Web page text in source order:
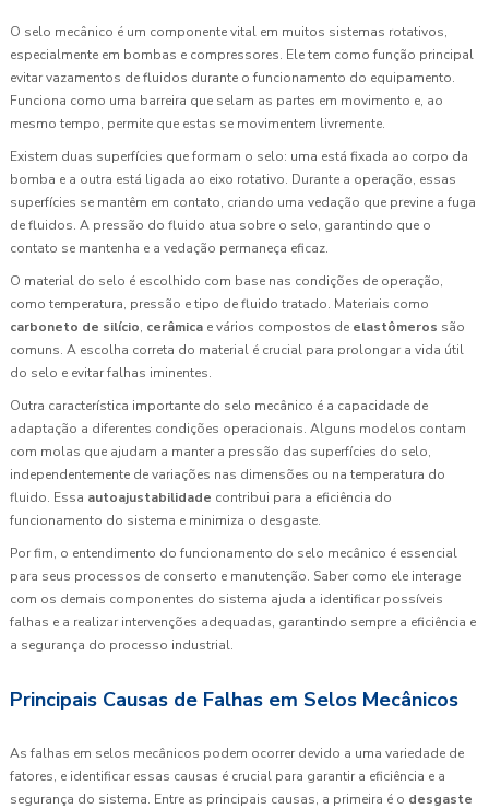
O selo mecânico é um componente vital em muitos sistemas rotativos,
especialmente em bombas e compressores. Ele tem como função principal
evitar vazamentos de fluidos durante o funcionamento do equipamento.
Funciona como uma barreira que selam as partes em movimento e, ao
mesmo tempo, permite que estas se movimentem livremente.
Existem duas superfícies que formam o selo: uma está fixada ao corpo da
bomba e a outra está ligada ao eixo rotativo. Durante a operação, essas
superfícies se mantêm em contato, criando uma vedação que previne a fuga
de fluidos. A pressão do fluido atua sobre o selo, garantindo que o
contato se mantenha e a vedação permaneça eficaz.
O material do selo é escolhido com base nas condições de operação,
como temperatura, pressão e tipo de fluido tratado. Materiais como
carboneto de silício, cerâmica e vários compostos de elastômeros são
comuns. A escolha correta do material é crucial para prolongar a vida útil
do selo e evitar falhas iminentes.
Outra característica importante do selo mecânico é a capacidade de
adaptação a diferentes condições operacionais. Alguns modelos contam
com molas que ajudam a manter a pressão das superfícies do selo,
independentemente de variações nas dimensões ou na temperatura do
fluido. Essa autoajustabilidade contribui para a eficiência do
funcionamento do sistema e minimiza o desgaste.
Por fim, o entendimento do funcionamento do selo mecânico é essencial
para seus processos de conserto e manutenção. Saber como ele interage
com os demais componentes do sistema ajuda a identificar possíveis
falhas e a realizar intervenções adequadas, garantindo sempre a eficiência e
a segurança do processo industrial.
Principais Causas de Falhas em Selos Mecânicos
As falhas em selos mecânicos podem ocorrer devido a uma variedade de
fatores, e identificar essas causas é crucial para garantir a eficiência e a
segurança do sistema. Entre as principais causas, a primeira é o desgaste